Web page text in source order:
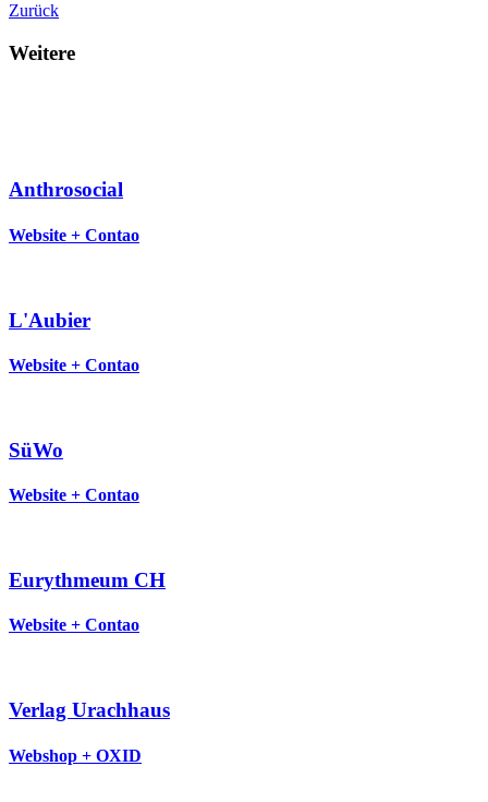
Zurück
Weitere
Anthrosocial
Website + Contao
L'Aubier
Website + Contao
SüWo
Website + Contao
Eurythmeum CH
Website + Contao
Verlag Urachhaus
Webshop + OXID